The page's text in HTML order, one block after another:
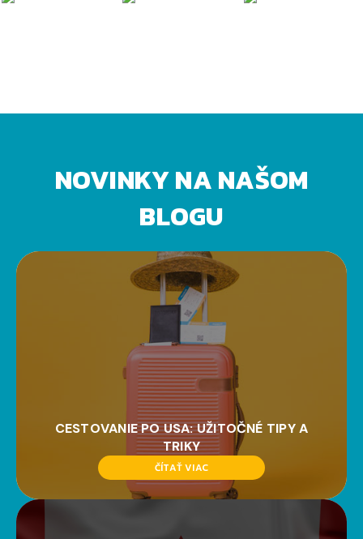
NOVINKY NA NAŠOM
BLOGU
CESTOVANIE PO USA: UŽITOČNÉ TIPY A
TRIKY
ČÍTAŤ VIAC